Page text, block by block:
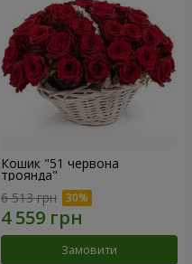
Кошик "51 червона
троянда"
6 513 грн
Замовити